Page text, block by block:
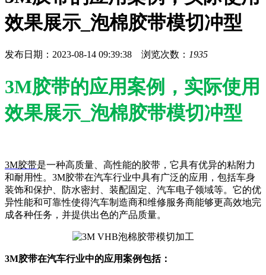
效果展示_泡棉胶带模切冲型
发布日期：2023-08-14 09:39:38 浏览次数： 1935
3M胶带的应用案例，实际使用
效果展示_泡棉胶带模切冲型
3M胶带是一种高质量、高性能的胶带，它具有优异的粘附力
和耐用性。3M胶带在汽车行业中具有广泛的应用，包括车身
装饰和保护、防水密封、装配固定、汽车电子领域等。它的优
异性能和可靠性使得汽车制造商和维修服务商能够更高效地完
成各种任务，并提供出色的产品质量。
3M胶带在汽车行业中的应用案例包括：